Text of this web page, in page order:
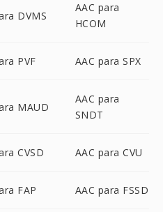
DVMS
AAC para
HCOM
PVF AAC para SPX
MAUD
AAC para
SNDT
CVSD AAC para CVU
FAP AAC para FSSD